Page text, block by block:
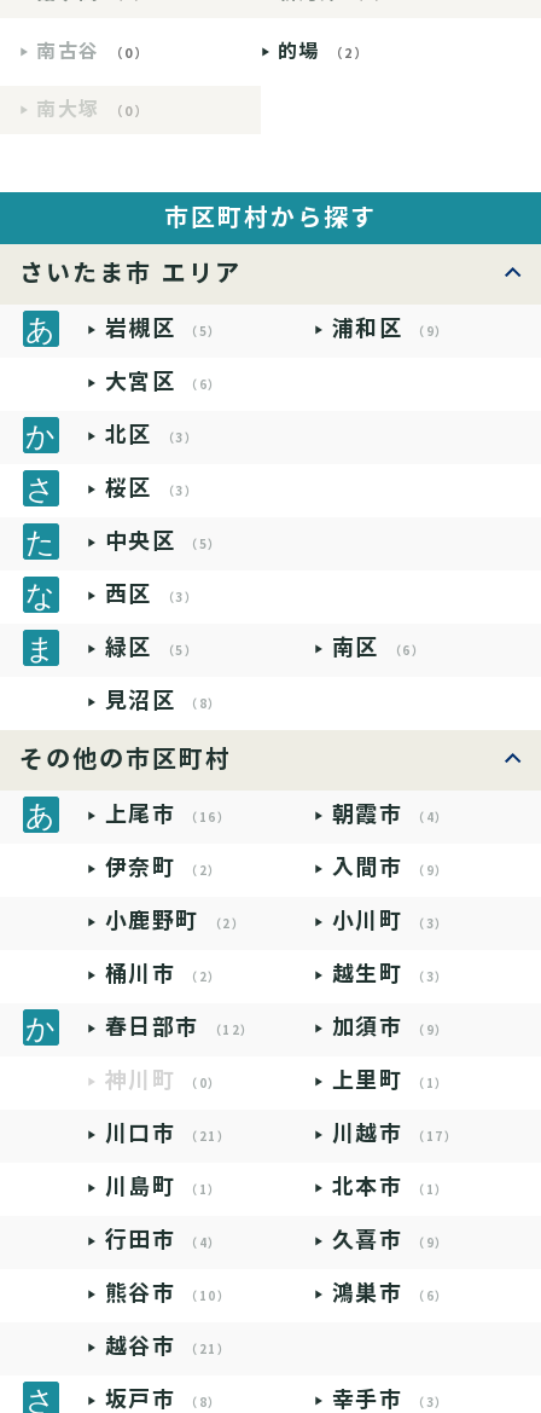
南古谷 （0） 的場 （2）
南大塚 （0）
市区町村から探す
さいたま市 エリア
岩槻区 （5） 浦和区 （9）
大宮区 （6）
北区 （3）
桜区 （3）
中央区 （5）
西区 （3）
緑区 （5） 南区 （6）
見沼区 （8）
その他の市区町村
上尾市 （16） 朝霞市 （4）
伊奈町 （2） 入間市 （9）
小鹿野町 （2） 小川町 （3）
桶川市 （2） 越生町 （3）
春日部市 （12） 加須市 （9）
神川町 （0） 上里町 （1）
川口市 （21） 川越市 （17）
川島町 （1） 北本市 （1）
行田市 （4） 久喜市 （9）
熊谷市 （10） 鴻巣市 （6）
越谷市 （21）
坂戸市 （8） 幸手市 （3）